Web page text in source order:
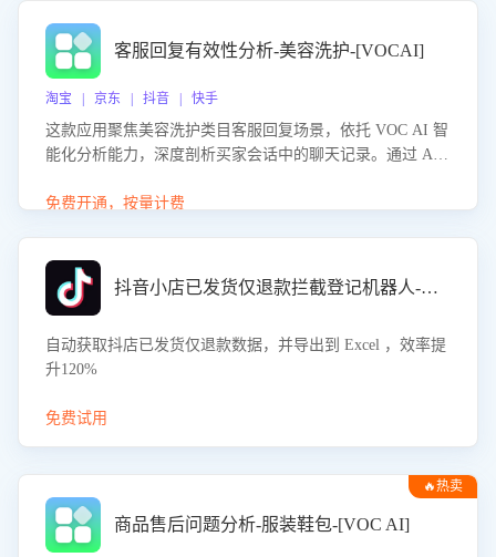
客服回复有效性分析-美容洗护-[VOCAI]
淘宝 | 京东 | 抖音 | 快手
这款应用聚焦美容洗护类目客服回复场景，依托 VOC AI 智
能化分析能力，深度剖析买家会话中的聊天记录。通过 AI
答的有效性与完整性，输出针对性改进策略，助力商家快速
免费开通，按量计费
抖音小店已发货仅退款拦截登记机器人-八爪鱼
自动获取抖店已发货仅退款数据，并导出到 Excel ，效率提
升120%
免费试用
🔥热卖
商品售后问题分析-服装鞋包-[VOC AI]